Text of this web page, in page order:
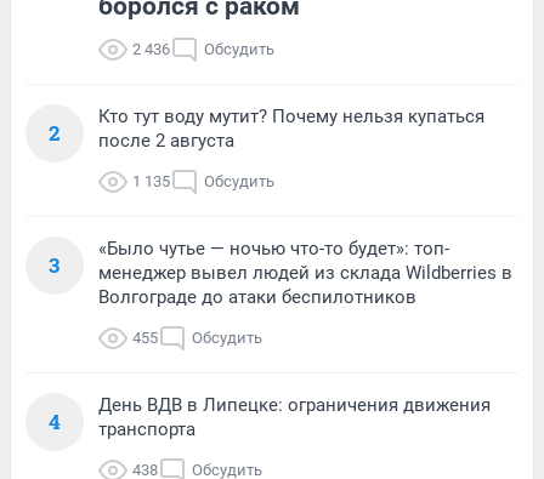
боролся с раком
2 436 Обсудить
2
Кто тут воду мутит? Почему нельзя купаться
после 2 августа
1 135 Обсудить
3
«Было чутье — ночью что-то будет»: топ-
менеджер вывел людей из склада Wildberries в
Волгограде до атаки беспилотников
455 Обсудить
4
День ВДВ в Липецке: ограничения движения
транспорта
438 Обсудить